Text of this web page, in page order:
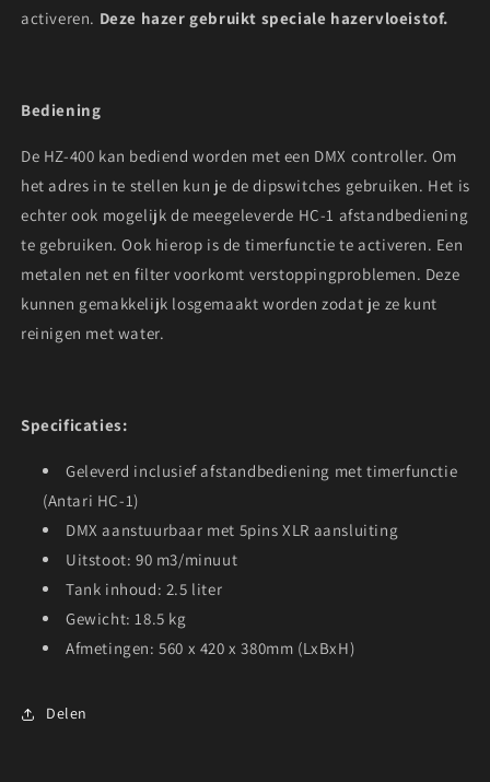
activeren. Deze hazer gebruikt speciale hazervloeistof.
Bediening
De HZ-400 kan bediend worden met een DMX controller. Om
het adres in te stellen kun je de dipswitches gebruiken. Het is
echter ook mogelijk de meegeleverde HC-1 afstandbediening
te gebruiken. Ook hierop is de timerfunctie te activeren. Een
metalen net en filter voorkomt verstoppingproblemen. Deze
kunnen gemakkelijk losgemaakt worden zodat je ze kunt
reinigen met water.
Specificaties:
Geleverd inclusief afstandbediening met timerfunctie
(Antari HC-1)
DMX aanstuurbaar met 5pins XLR aansluiting
Uitstoot: 90 m3/minuut
Tank inhoud: 2.5 liter
Gewicht: 18.5 kg
Afmetingen: 560 x 420 x 380mm (LxBxH)
Delen